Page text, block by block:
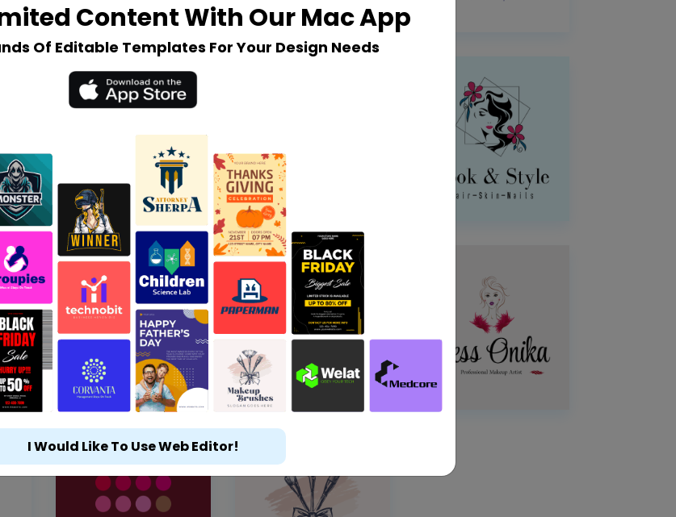
Content With Our Mac App
Of Editable Templates For Your Design Needs
I Would Like To Use Web Editor!